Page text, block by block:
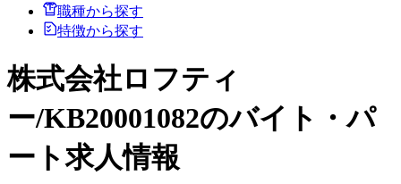
職種から探す
特徴から探す
株式会社ロフティ
ー/KB20001082のバイト・パ
ート求人情報